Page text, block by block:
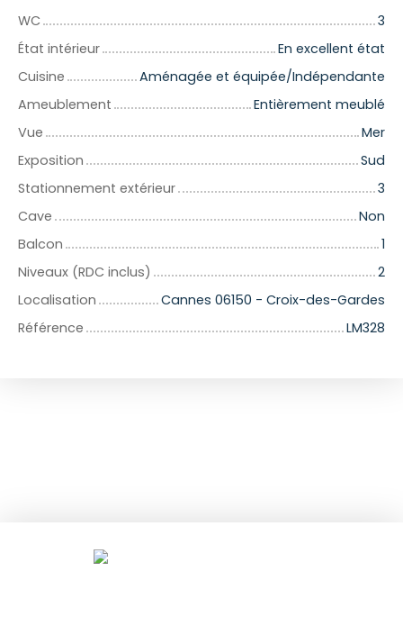
WC
3
État intérieur
En excellent état
Cuisine
Aménagée et équipée/Indépendante
Ameublement
Entièrement meublé
Vue
Mer
Exposition
Sud
Stationnement extérieur
3
Cave
Non
Balcon
1
Niveaux (RDC inclus)
2
Localisation
Cannes 06150 - Croix-des-Gardes
Référence
LM328